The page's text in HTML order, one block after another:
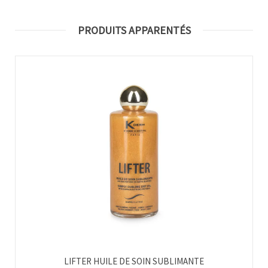
PRODUITS APPARENTÉS
LIFTER HUILE DE SOIN SUBLIMANTE